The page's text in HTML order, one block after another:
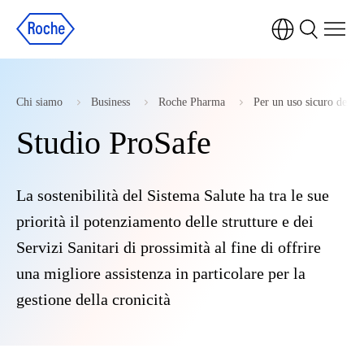
Chi siamo Business Roche Pharma Per un uso sicuro dei
Studio ProSafe
La sostenibilità del Sistema Salute ha tra le sue
priorità il potenziamento delle strutture e dei
Servizi Sanitari di prossimità al fine di offrire
una migliore assistenza in particolare per la
gestione della cronicità